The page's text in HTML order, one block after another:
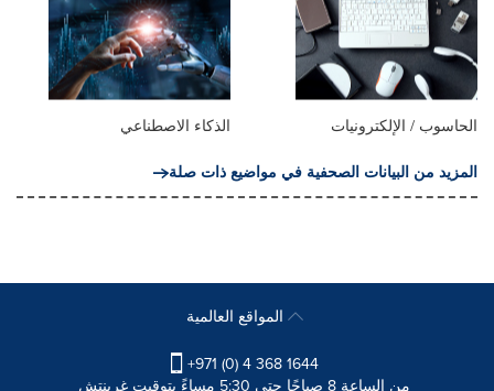
الحاسوب / الإلكترونيات
الذكاء الاصطناعي
المزيد من البيانات الصحفية في مواضيع ذات صلة
+971 (0) 4 368 1644
من الساعة 8 صباحًا حتى 5:30 مساءً بتوقيت غرينتش